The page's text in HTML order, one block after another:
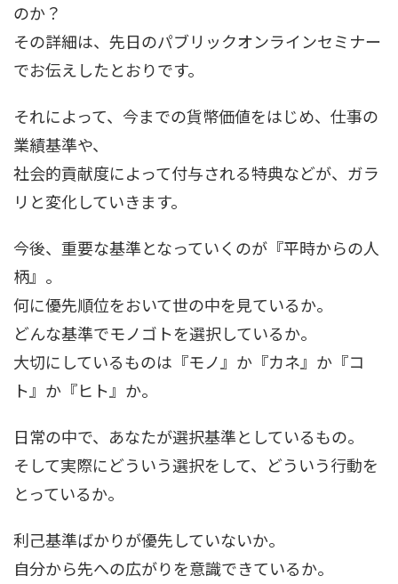
のか？
その詳細は、先日のパブリックオンラインセミナー
でお伝えしたとおりです。
それによって、今までの貨幣価値をはじめ、仕事の
業績基準や、
社会的貢献度によって付与される特典などが、ガラ
リと変化していきます。
今後、重要な基準となっていくのが『平時からの人
柄』。
何に優先順位をおいて世の中を見ているか。
どんな基準でモノゴトを選択しているか。
大切にしているものは『モノ』か『カネ』か『コ
ト』か『ヒト』か。
日常の中で、あなたが選択基準としているもの。
そして実際にどういう選択をして、どういう行動を
とっているか。
利己基準ばかりが優先していないか。
自分から先への広がりを意識できているか。